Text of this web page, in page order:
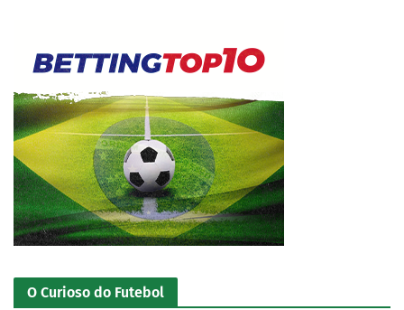
O Curioso do Futebol